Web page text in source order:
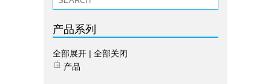
产品系列
全部展开 | 全部关闭
产品